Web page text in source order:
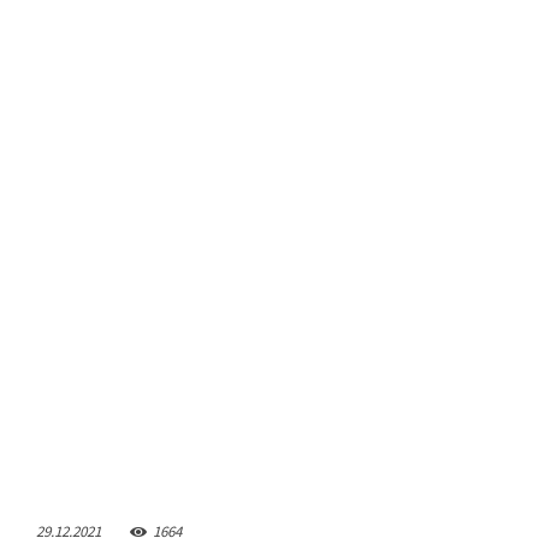
29.12.2021 1664